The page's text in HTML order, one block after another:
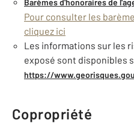
Barèmes d'honoraires de
Pour consulter les
cliquez ici
Les informations sur les
exposé sont disponibles
https://
Copropriété